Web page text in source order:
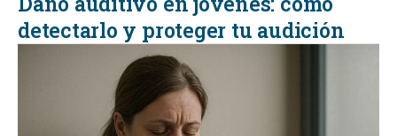
detectarlo y proteger tu audición